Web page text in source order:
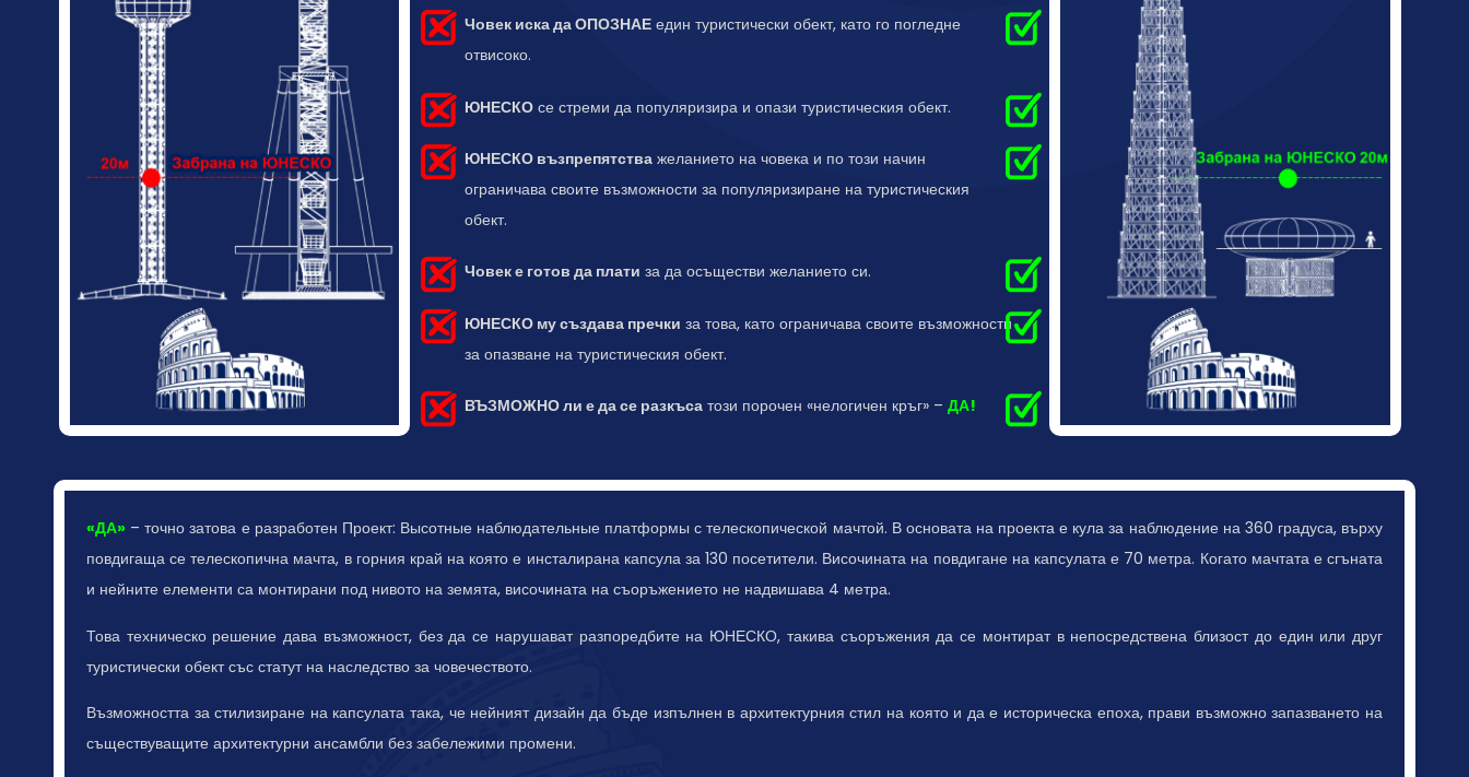
Човек иска да ОПОЗНАЕ един туристически обект, като го погледне
отвисоко.
ЮНЕСКО се стреми да популяризира и опази туристическия обект.
ЮНЕСКО възпрепятства желанието на човека и по този начин
ограничава своите възможности за популяризиране на туристическия
обект.
Човек е готов да плати за да осъществи желанието си.
ЮНЕСКО му създава пречки за това, като ограничава своите възможности
за опазване на туристическия обект.
ВЪЗМОЖНО ли е да се разкъса този порочен «нелогичен кръг» –ДА!
«ДА» – точно затова е разработен Проект: Высотные наблюдательные платформы с телескопической мачтой. В основата на проекта е кула за наблюдение на 360 градуса, върху
повдигаща се телескопична мачта, в горния край на която е инсталирана капсула за 130 посетители. Височината на повдигане на капсулата е 70 метра. Когато мачтата е сгъната
и нейните елементи са монтирани под нивото на земята, височината на съоръжението не надвишава 4 метра.
Това техническо решение дава възможност, без да се нарушават разпоредбите на ЮНЕСКО, такива съоръжения да се монтират в непосредствена близост до един или друг
туристически обект със статут на наследство за човечеството.
Възможността за стилизиране на капсулата така, че нейният дизайн да бъде изпълнен в архитектурния стил на която и да е историческа епоха, прави възможно запазването на
съществуващите архитектурни ансамбли без забележими промени.